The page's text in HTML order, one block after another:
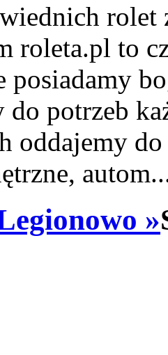
rolet
roleta.pl to
posiadamy
do potrzeb
oddajemy
»